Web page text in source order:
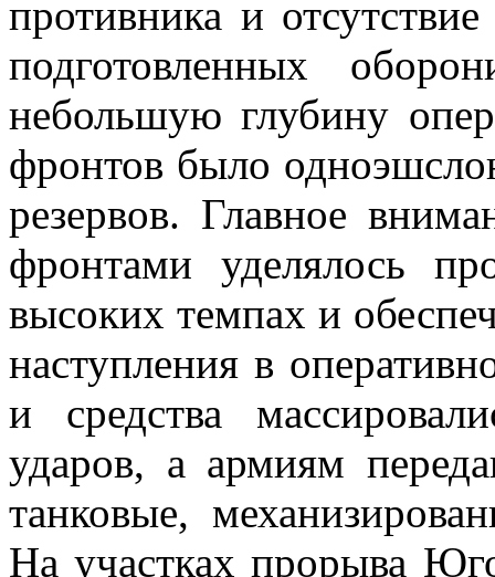
противника и
подготовленных
небольшую глубину
фронтов было
резервов. Главное
фронтами уделялось
высоких темпах и
наступления в
и средства
ударов, а армиям
танковые,
На участках прорыва